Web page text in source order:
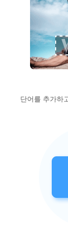
단어를 추가하